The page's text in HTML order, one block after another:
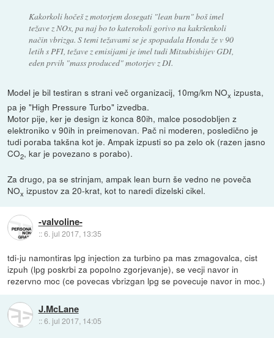
Kakorkoli hočeš z motorjem dosegati "lean burn" boš imel
težave z NOx, pa naj bo to katerokoli gorivo na kakršenkoli
način vbrizga. S temi težavami se je spopadala Honda že v 90
letih s PFI, težave z emisijami je imel tudi Mitsubishijev GDI,
eden prvih "mass produced" motorjev z DI.
Model je bil testiran s strani več organizacij, 10mg/km NOx izpusta,
pa je "High Pressure Turbo" izvedba.
Motor pije, ker je design iz konca 80ih, malce posodobljen z
elektroniko v 90ih in preimenovan. Pač ni moderen, posledično je
tudi poraba takšna kot je. Ampak izpusti so pa zelo ok (razen jasno
CO2, kar je povezano s porabo).
Za drugo, pa se strinjam, ampak lean burn še vedno ne poveča
NOx izpustov za 20-krat, kot to naredi dizelski cikel.
-valvoline-
::6. jul 2017, 13:35
tdi-ju namontiras lpg injection za turbino pa mas zmagovalca, cist
izpuh (lpg poskrbi za popolno zgorjevanje), se vecji navor in
rezervno moc (ce povecas vbrizgan lpg se povecuje navor in moc.)
J.McLane
::6. jul 2017, 14:05